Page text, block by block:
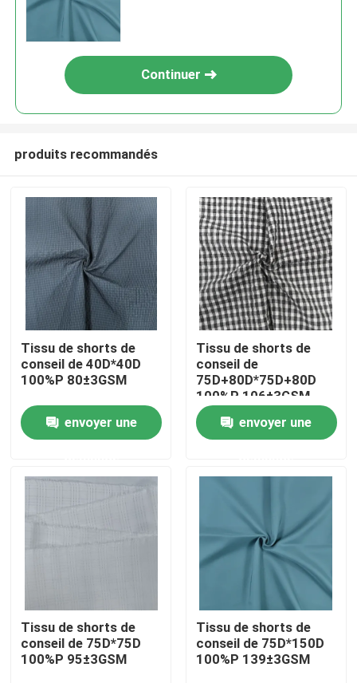
A propos de nous
Continuer
produits recommandés
Tissu de shorts de
conseil de 40D*40D
100%P 80±3GSM
envoyer une
Tissu de shorts de
conseil de
75D+80D*75D+80D
100%P 106±3GSM
envoyer une
Tissu de shorts de
conseil de 75D*75D
100%P 95±3GSM
Tissu de shorts de
conseil de 75D*150D
100%P 139±3GSM